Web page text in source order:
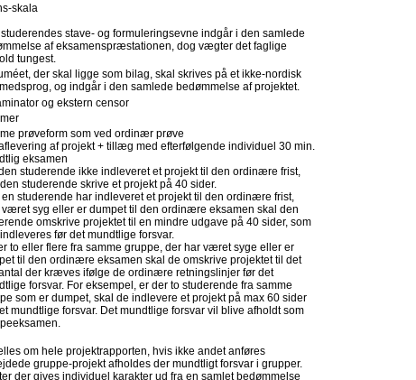
skala
studerendes stave- og formuleringsevne indgår i den samlede
af eksamenspræstationen, dog vægter det faglige
tungest.
der skal ligge som bilag, skal skrives på et ikke-nordisk
og indgår i den samlede bedømmelse af projektet.
og ekstern censor
prøveform som ved ordinær prøve
af projekt + tillæg med efterfølgende individuel 30 min.
eksamen
studerende ikke indleveret et projekt til den ordinære frist,
studerende skrive et projekt på 40 sider.
en studerende har indleveret et projekt til den ordinære frist,
været syg eller er dumpet til den ordinære eksamen skal den
omskrive projektet til en mindre udgave på 40 sider, som
før det mundtlige forsvar.
to eller flere fra samme gruppe, der har været syge eller er
til den ordinære eksamen skal de omskrive projektet til det
der kræves ifølge de ordinære retningslinjer før det
forsvar. For eksempel, er der to studerende fra samme
som er dumpet, skal de indlevere et projekt på max 60 sider
mundtlige forsvar. Det mundtlige forsvar vil blive afholdt som
om hele projektrapporten, hvis ikke andet anføres
gruppe-projekt afholdes der mundtligt forsvar i grupper.
der gives individuel karakter ud fra en samlet bedømmelse